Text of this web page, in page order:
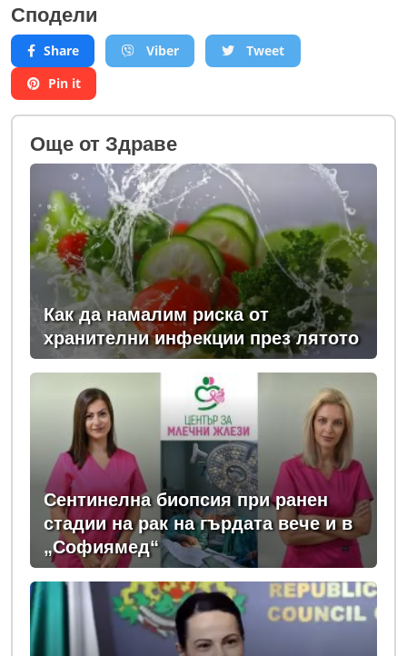
Сподели
Share Viber
Tweet
Pin it
Oще от Здраве
Как да намалим риска от
хранителни инфекции през лятото
Сентинелна биопсия при ранен
стадии на рак на гърдата вече и в
„Софиямед“